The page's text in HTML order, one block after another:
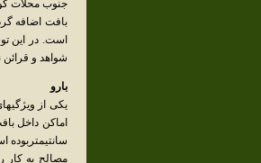
جنوب محلات
بافت اضافه
شواهد و
بارو
یکی از
سانتیمتربوده است، دورتا دوراین بارو
مصالح به کار